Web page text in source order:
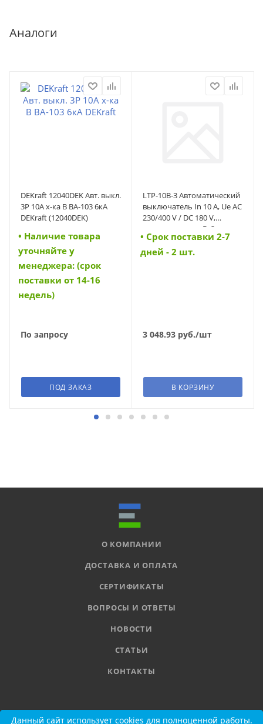
Аналоги
DEKraft 12040DEK Авт. выкл.
3Р 10А х-ка B ВА-103 6кА
DEKraft (12040DEK)
• Наличие товара
уточняйте у
менеджера: (срок
поставки от 14-16
недель)
По запросу
ПОД ЗАКАЗ
LTP-10B-3 Автоматический
выключатель In 10 A, Ue AC
230/400 V / DC 180 V,
характеристика B, 3-полюс,
Icn 6 kA (42241)
• Cрок поставки 2-7
дней - 2 шт.
3 048.93 руб./шт
В КОРЗИНУ
О КОМПАНИИ
ДОСТАВКА И ОПЛАТА
СЕРТИФИКАТЫ
ВОПРОСЫ И ОТВЕТЫ
НОВОСТИ
СТАТЬИ
КОНТАКТЫ
8 800 555-11-78
Данный сайт использует cookies для полноценной работы.
Данный сайт использует cookies для полноценной работы.